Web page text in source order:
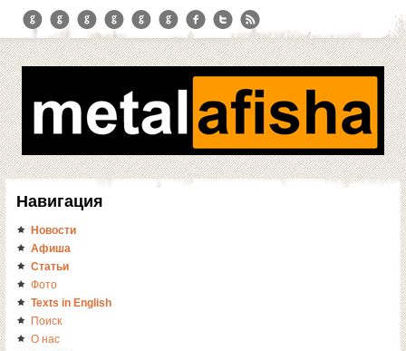
Навигация
Новости
Афиша
Статьи
Фото
Texts in English
Поиск
О нас